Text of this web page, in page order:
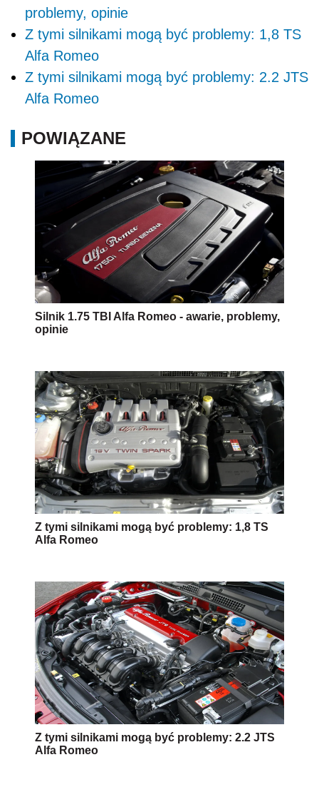
problemy, opinie
Z tymi silnikami mogą być problemy: 1,8 TS
Alfa Romeo
Z tymi silnikami mogą być problemy: 2.2 JTS
Alfa Romeo
POWIĄZANE
Silnik 1.75 TBI Alfa Romeo - awarie, problemy,
opinie
Z tymi silnikami mogą być problemy: 1,8 TS
Alfa Romeo
Z tymi silnikami mogą być problemy: 2.2 JTS
Alfa Romeo